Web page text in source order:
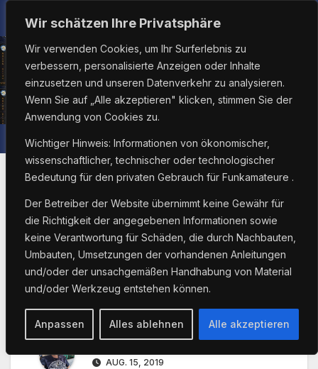
Wir schätzen Ihre Privatsphäre
Wir verwenden Cookies, um Ihr Surferlebnis zu
verbessern, personalisierte Anzeigen oder Inhalte
einzusetzen und unseren Datenverkehr zu analysieren.
Wenn Sie auf „Alle akzeptieren" klicken, stimmen Sie der
Anwendung von Cookies zu.
Wichtiger Hinweis: Informationen von ökonomischer,
wissenschaftlicher, technischer oder technologischer
Bedeutung für den privaten Gebrauch für Funkamateure .
Der Betreiber der Website übernimmt keine Gewähr für
die Richtigkeit der angegebenen Informationen sowie
keine Verantwortung für Schäden, die durch Nachbauten,
Umbauten, Umsetzungen der vorhandenen Anleitungen
und/oder der unsachgemäßen Handhabung von Material
und/oder Werkzeug entstehen können.
Anpassen Alles ablehnen Alle akzeptieren
Inhalt
springen
Do.. Aug. 6th, 2026 12:37:00 PM
ALLGEMEIN
Ein Viertel des
Amateurfunk-IPv4-
Bereichs verkauft
Von Joerg Korte
AUG. 15, 2019